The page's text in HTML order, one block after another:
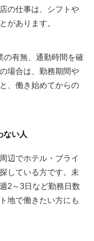
の仕事は、シフトや
があります。
の有無、通勤時間を確
場合は、勤務期間や
、働き始めてからの
ない人
辺でホテル・ブライ
している方です。未
2～3日など勤務日数
地で働きたい方にも